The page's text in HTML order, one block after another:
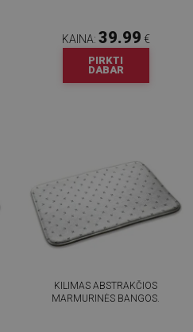
KAINA: 39.99 €
PIRKTI
DABAR
KILIMAS ABSTRAKČIOS
MARMURINĖS BANGOS.